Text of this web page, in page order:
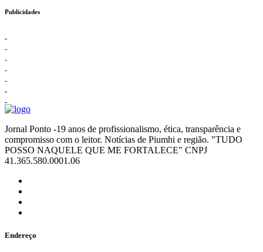
Publicidades
Jornal Ponto -19 anos de profissionalismo, ética, transparência e
compromisso com o leitor. Notícias de Piumhi e região. "TUDO
POSSO NAQUELE QUE ME FORTALECE" CNPJ
41.365.580.0001.06
Endereço